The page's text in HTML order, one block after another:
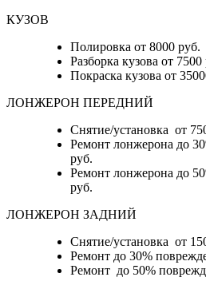
КУЗОВ
Полировка от 8000 руб.
Разборка кузова от 7500
Покраска кузова от
ЛОНЖЕРОН ПЕРЕДНИЙ
Снятие/установка от
Ремонт лонжерона до
руб.
Ремонт лонжерона до
руб.
ЛОНЖЕРОН ЗАДНИЙ
Снятие/установка от
Ремонт до 30%
Ремонт до 50%